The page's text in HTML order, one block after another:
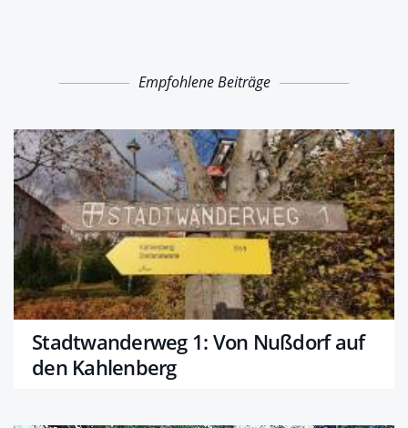
Empfohlene Beiträge
Stadtwanderweg 1: Von Nußdorf auf
den Kahlenberg